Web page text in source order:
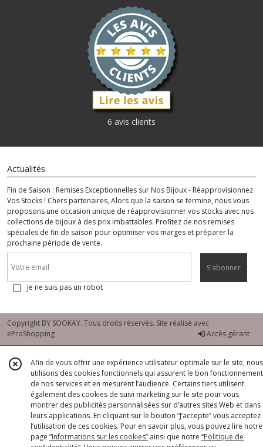
6 avis clients
Actualités
Fin de Saison : Remises Exceptionnelles sur Nos Bijoux - Réapprovisionnez
Vos Stocks ! Chers partenaires, Alors que la saison se termine, nous vous
proposons une occasion unique de réapprovisionner vos stocks avec nos
collections de bijoux à des prix imbattables. Profitez de nos remises
spéciales de fin de saison pour optimiser vos marges et préparer la
prochaine période de vente.
S'abonner
Je ne suis pas un robot
Copyright BY SOOKAY. Tous droits réservés. Site réalisé avec
eProShopping
Accès gérant
Afin de vous offrir une expérience utilisateur optimale sur le site, nous
utilisons des cookies fonctionnels qui assurent le bon fonctionnement
de nos services et en mesurent l’audience. Certains tiers utilisent
également des cookies de suivi marketing sur le site pour vous
montrer des publicités personnalisées sur d’autres sites Web et dans
leurs applications. En cliquant sur le bouton “J’accepte” vous acceptez
l’utilisation de ces cookies. Pour en savoir plus, vous pouvez lire notre
page “Informations sur les cookies” ainsi que notre “Politique de